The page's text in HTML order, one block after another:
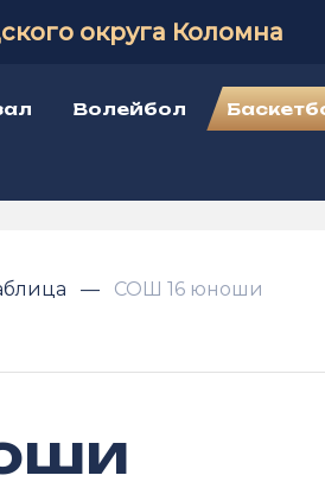
округа Коломна
Волейбол
СОШ 16 юноши